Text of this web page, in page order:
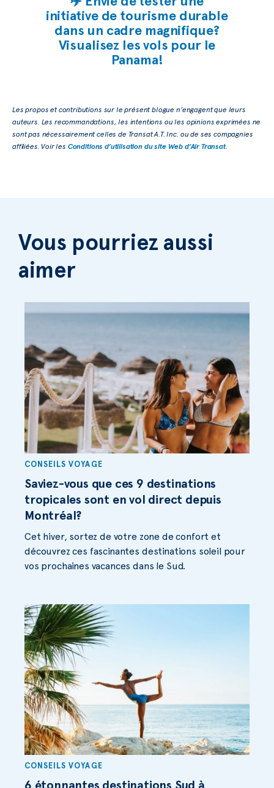
initiative de tourisme durable
dans un cadre magnifique?
Visualisez les vols pour le
Panama!
Les propos et contributions sur le présent blogue n’engagent que leurs
auteurs. Les recommandations, les intentions ou les opinions exprimées ne
sont pas nécessairement celles de Transat A.T. Inc. ou de ses compagnies
affiliées. Voir les Conditions d’utilisation du site Web d’Air Transat.
Vous pourriez aussi
aimer
CONSEILS VOYAGE
Saviez-vous que ces 9 destinations
tropicales sont en vol direct depuis
Montréal?
Cet hiver, sortez de votre zone de confort et
découvrez ces fascinantes destinations soleil pour
vos prochaines vacances dans le Sud.
CONSEILS VOYAGE